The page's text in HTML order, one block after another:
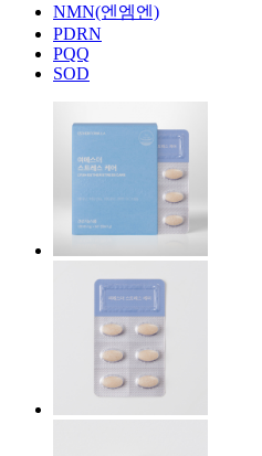
NMN(엔엠엔)
PDRN
PQQ
SOD